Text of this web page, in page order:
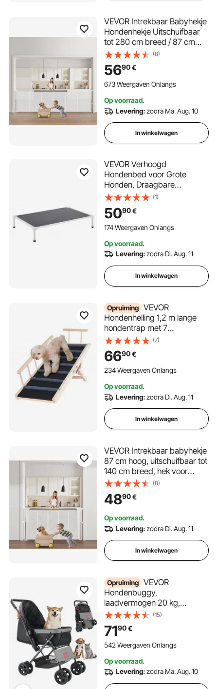
VEVOR Intrekbaar Babyhekje
Hondenhekje Uitschuifbaar
tot 280 cm breed / 87 cm
hoog, Huisdierhekje van gaas
voor binnen Trappen Deuren
Gangen Speelkamers,
Traphekje Wit
(8)
5690€
673 Weergaven Onlangs
Op voorraad.
Levering:zodra Ma. Aug. 10
In winkelwagen
VEVOR Verhoogd
Hondenbed voor Grote
Honden, Draagbare
Verhoogde Hondenligstoel
met Aluminium Buis Metalen
Frame en Ademend Teslin
Mesh, Koel Huisdierbed XL
(1)
5090€
174 Weergaven Onlangs
Op voorraad.
Levering:zodra Di. Aug. 11
In winkelwagen
Opruiming VEVOR
Hondenhelling 1,2 m lange
hondentrap met 7
dwarsbalken Hondenhelling
voor in de auto van
grenenrubber
Hondeninstaphulp 6 niveaus
Dierenhelling ca. 113 kg
laadvermogen voor grote
kleine honden
(7)
6690€
234 Weergaven Onlangs
Op voorraad.
Levering:zodra Di. Aug. 11
In winkelwagen
VEVOR Intrekbaar babyhekje
87 cm hoog, uitschuifbaar tot
140 cm breed, hek voor
kinderen of huisdieren,
gaasmateriaal, eenvoudig te
installeren, voor
gangen, speelkamers, wit
(8)
4890€
Op voorraad.
Levering:zodra Di. Aug. 11
In winkelwagen
Opruiming VEVOR
Hondenbuggy,
laadvermogen 20 kg,
opvouwbare hondenkar,
hondenbench met 4 wielen,
gaasvensters en omkeerbare
handgreep,
rem, voor kleine tot
middelgrote huisdieren
(15)
7190€
542 Weergaven Onlangs
Op voorraad.
Levering:zodra Ma. Aug. 10